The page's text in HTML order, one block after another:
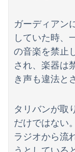
ガーディアン
していた時、
の音楽を禁止
され、楽器は
き声も違法と
タリバンが取
だけではない
ラジオから流